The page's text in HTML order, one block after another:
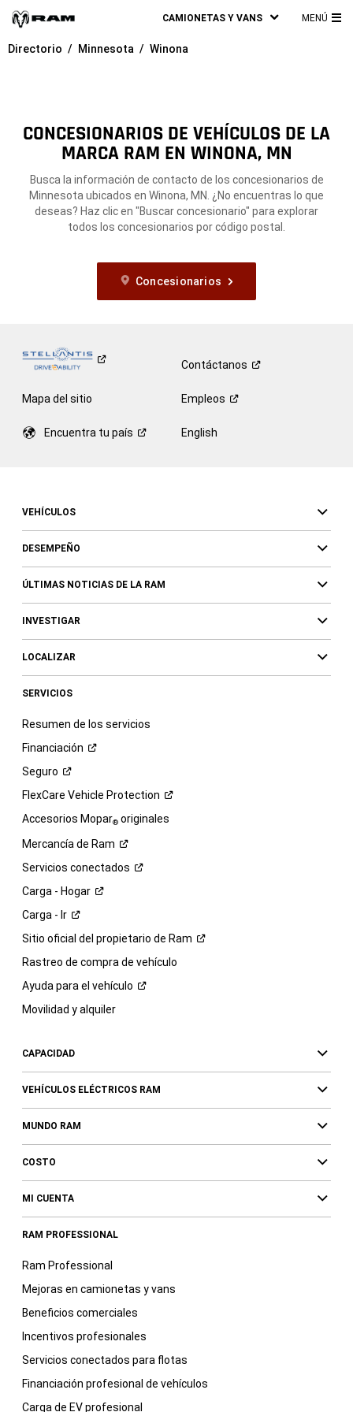
CAMIONETAS Y VANS MENÚ
Directorio Minnesota Winona
CONCESIONARIOS DE VEHÍCULOS DE LA
MARCA RAM EN WINONA, MN
Busca la información de contacto de los concesionarios de
Minnesota ubicados en Winona, MN. ¿No encuentras lo que
deseas? Haz clic en "Buscar concesionario" para explorar
todos los concesionarios por código postal.
Concesionarios
Contáctanos
Mapa del sitio Empleos
Encuentra tu país English
VEHÍCULOS
DESEMPEÑO
ÚLTIMAS NOTICIAS DE LA RAM
INVESTIGAR
LOCALIZAR
SERVICIOS
Resumen de los servicios
Financiación
Seguro
FlexCare Vehicle Protection
Accesorios Mopar®originales
Mercancía de Ram
Servicios conectados
Carga - Hogar
Carga - Ir
Sitio oficial del propietario de Ram
Rastreo de compra de vehículo
Ayuda para el vehículo
Movilidad y alquiler
CAPACIDAD
VEHÍCULOS ELÉCTRICOS RAM
MUNDO RAM
COSTO
MI CUENTA
RAM PROFESSIONAL
Ram Professional
Mejoras en camionetas y vans
Beneficios comerciales
Incentivos profesionales
Servicios conectados para flotas
Financiación profesional de vehículos
Carga de EV profesional